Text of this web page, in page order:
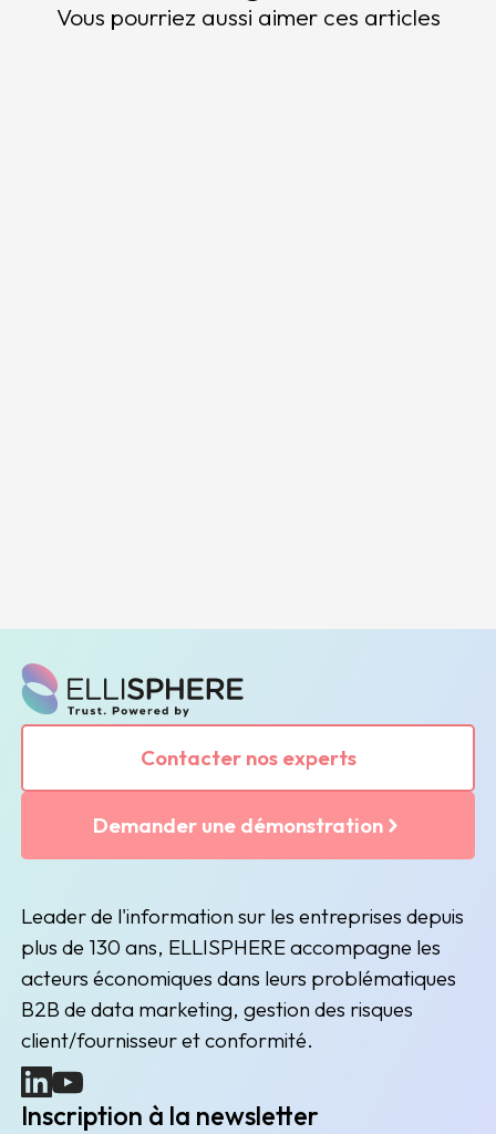
Vous pourriez aussi aimer ces articles
Contacter nos experts
Demander une démonstration
Leader de l'information sur les entreprises depuis
plus de 130 ans, ELLISPHERE accompagne les
acteurs économiques dans leurs problématiques
B2B de data marketing, gestion des risques
client/fournisseur et conformité.
(nouvelle fenêtre)
(nouvelle fenêtre)
Inscription à la newsletter